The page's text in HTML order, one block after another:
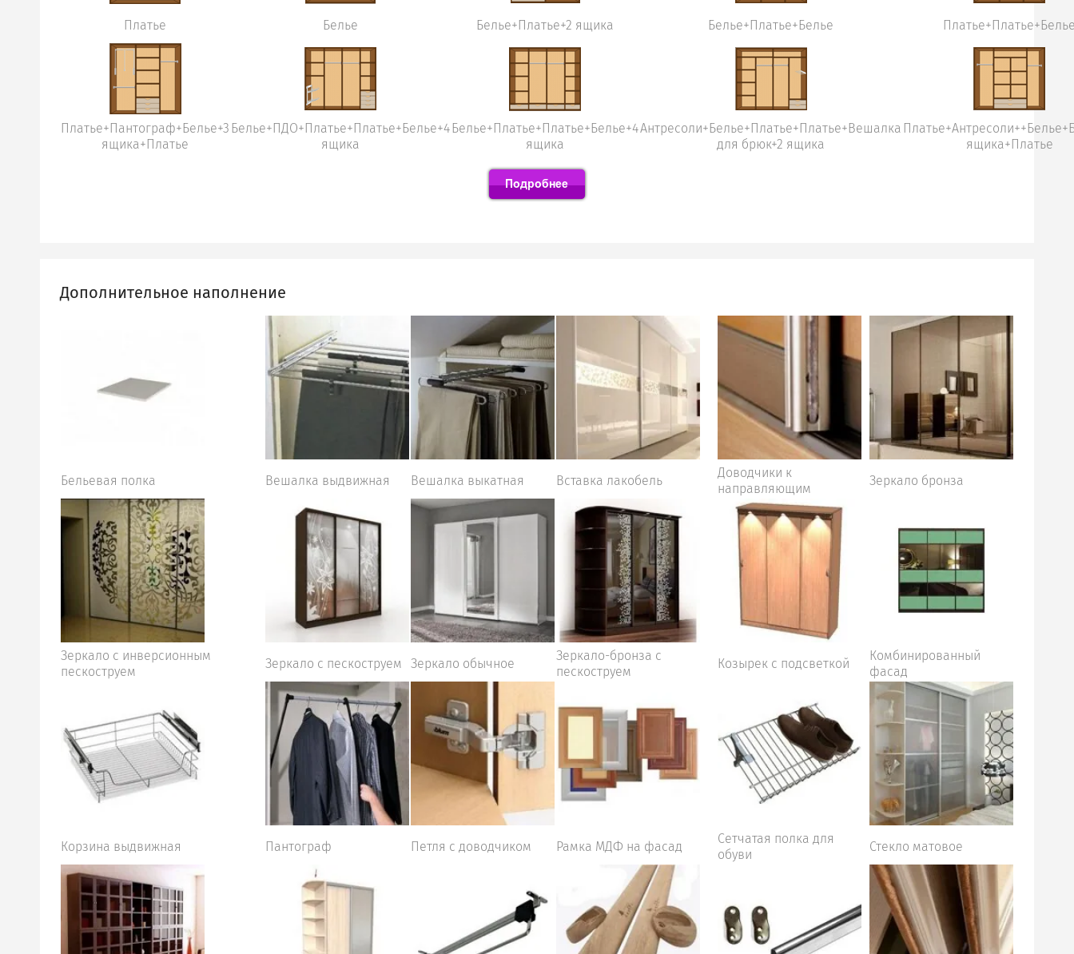
Платье Белье Белье+Платье+2 ящика Белье+Платье+Белье
Платье+Пантограф+Белье+3
ящика+Платье
Белье+ПДО+Платье+Платье+Белье+4
ящика
Белье+Платье+Платье+Белье+4
ящика
Антресоли+Белье+Платье+Платье+Вешалка
для брюк+2 ящика
ящика+Платье
Дополнительное наполнение
Бельевая полка Вешалка выдвижная Вешалка выкатная Вставка лакобель
Доводчики к
направляющим
Зеркало бронза
Зеркало с инверсионным
пескоструем
Зеркало с пескоструем Зеркало обычное
Зеркало-бронза с
пескоструем
Козырек с подсветкой
Комбинированный
фасад
Корзина выдвижная Пантограф Петля с доводчиком Рамка МДФ на фасад
Сетчатая полка для
обуви
Стекло матовое